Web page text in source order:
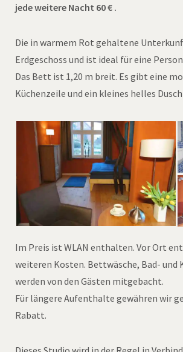
jede weitere Nacht 60 € .
Die in warmem Rot gehaltene
Erdgeschoss und ist ideal für eine
Das Bett ist 1,20 m breit. Es gibt eine
Küchenzeile und ein kleines helles
Im Preis ist WLAN enthalten. Vor Ort
weiteren Kosten. Bettwäsche, Bad- und
werden von den Gästen mitgebacht.
Für längere Aufenthalte gewähren wir
Rabatt.